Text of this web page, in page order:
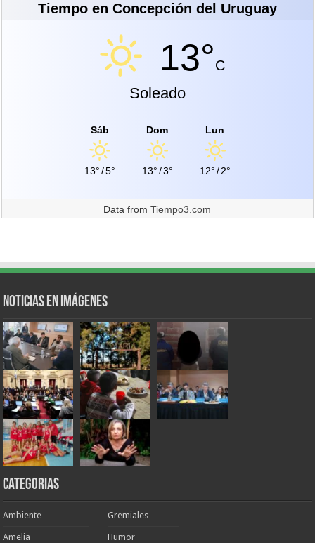
Tiempo en Concepción del Uruguay
13°C
Soleado
Sáb
13°/5°
Dom
13°/3°
Lun
12°/2°
Data fromTiempo3.com
Noticias en Imágenes
Categorias
Ambiente
Amelia
Gremiales
Humor